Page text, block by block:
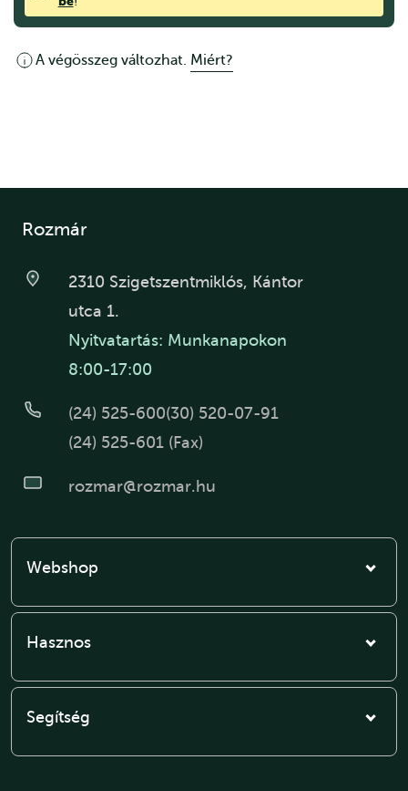
A végösszeg változhat. Miért?
Rozmár
2310 Szigetszentmiklós, Kántor
utca 1.
Nyitvatartás: Munkanapokon
8:00-17:00
(24) 525-600(30) 520-07-91
(24) 525-601 (Fax)
rozmar@rozmar.hu
Webshop
Hasznos
Segítség